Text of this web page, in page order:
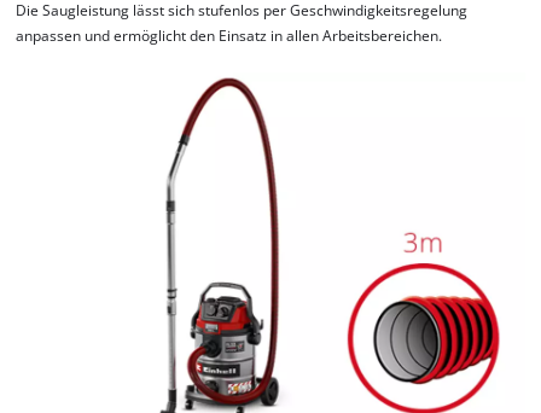
Die Saugleistung lässt sich stufenlos per Geschwindigkeitsregelung
anpassen und ermöglicht den Einsatz in allen Arbeitsbereichen.